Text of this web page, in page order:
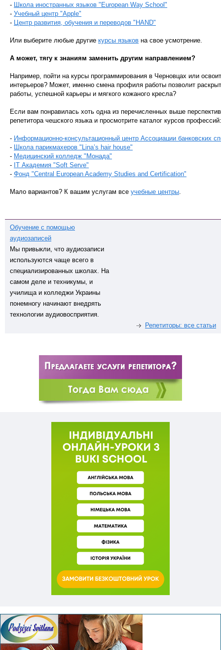
-
Школа иностранных языков "European Way School"
- Учебный центр "Apple"
-
Центр развития, обучения и переводов "HAND"
Или выберите любые другие курсы языков на свое усмотрение.
А может, тягу к знаниям заменить другим направлением?
Например, пойти на курсы программирования в Черновцах или
интерьеров? Может, именно смена профиля работы позволит
работы, успешной карьеры и мягкого кожаного кресла?
Если вам понравилась хоть одна из перечисленных выше
репетитора чешского языка и просмотрите каталог курсов профессий:
- Информационно-консультационный центр Ассоциации банковских
-
Школа парикмахеров "Lina’s hair house"
- Медицинский колледж "Монада"
- IT Академия "Soft Serve"
- Фонд "Central European Academy Studies and Certification"
Мало вариантов? К вашим услугам все учебные центры
Обучение с помощью
аудиозаписей
Мы привыкли, что аудиозаписи
используются чаще всего в
специализированных школах. На
самом деле и техникумы, и
училища и колледжи Украины
понемногу начинают внедрять
технологии аудиовосприятия.
Репетиторы: все статьи